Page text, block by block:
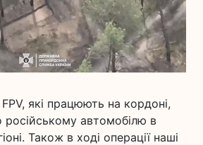
які працюють на кордоні,
російському автомобілю в
Також в ході операції наші